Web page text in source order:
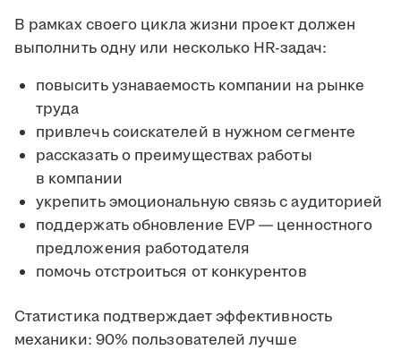
В рамках своего цикла жизни проект должен
выполнить одну или несколько HR-задач:
повысить узнаваемость компании на рынке
труда
привлечь соискателей в нужном сегменте
рассказать о преимуществах работы
в компании
укрепить эмоциональную связь с аудиторией
поддержать обновление EVP ― ценностного
предложения работодателя
помочь отстроиться от конкурентов
Статистика подтверждает эффективность
механики: 90% пользователей лучше